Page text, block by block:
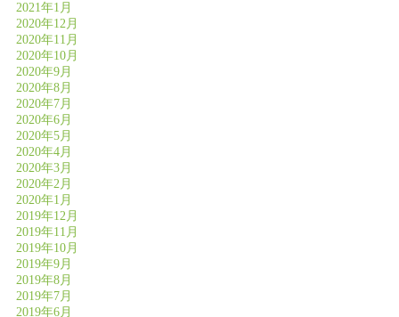
2021年1月
2020年12月
2020年11月
2020年10月
2020年9月
2020年8月
2020年7月
2020年6月
2020年5月
2020年4月
2020年3月
2020年2月
2020年1月
2019年12月
2019年11月
2019年10月
2019年9月
2019年8月
2019年7月
2019年6月